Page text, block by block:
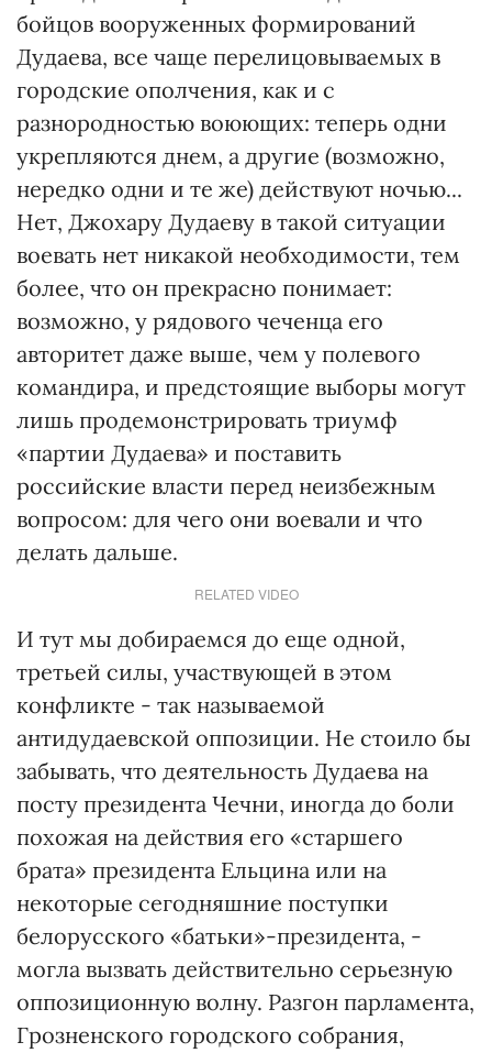
бойцов вооруженных формирований
Дудаева, все чаще перелицовываемых в
городские ополчения, как и с
разнородностью воюющих: теперь одни
укрепляются днем, а другие (возможно,
нередко одни и те же) действуют ночью...
Нет, Джохару Дудаеву в такой ситуации
воевать нет никакой необходимости, тем
более, что он прекрасно понимает:
возможно, у рядового чеченца его
авторитет даже выше, чем у полевого
командира, и предстоящие выборы могут
лишь продемонстрировать триумф
«партии Дудаева» и поставить
российские власти перед неизбежным
вопросом: для чего они воевали и что
делать дальше.
RELATED VIDEO
И тут мы добираемся до еще одной,
третьей силы, участвующей в этом
конфликте - так называемой
антидудаевской оппозиции. Не стоило бы
забывать, что деятельность Дудаева на
посту президента Чечни, иногда до боли
похожая на действия его «старшего
брата» президента Ельцина или на
некоторые сегодняшние поступки
белорусского «батьки»-президента, -
могла вызвать действительно серьезную
оппозиционную волну. Разгон парламента,
Грозненского городского собрания,